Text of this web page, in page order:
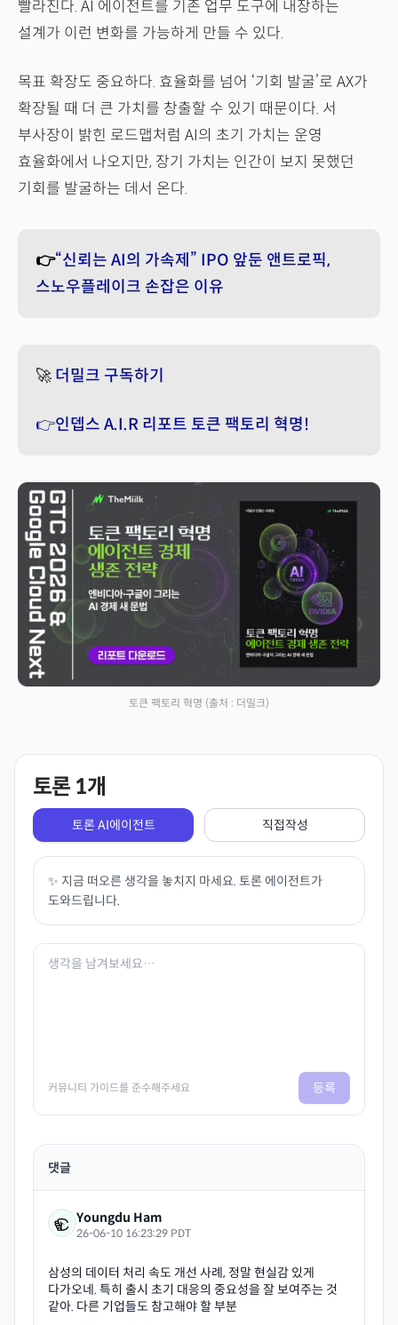
빨라진다. AI 에이전트를 기존 업무 도구에 내장하는
설계가 이런 변화를 가능하게 만들 수 있다.
목표 확장도 중요하다. 효율화를 넘어 ‘기회 발굴’로 AX가
확장될 때 더 큰 가치를 창출할 수 있기 때문이다. 서
부사장이 밝힌 로드맵처럼 AI의 초기 가치는 운영
효율화에서 나오지만, 장기 가치는 인간이 보지 못했던
기회를 발굴하는 데서 온다.
👉“신뢰는 AI의 가속제” IPO 앞둔 앤트로픽,
스노우플레이크 손잡은 이유
🚀 더밀크 구독하기
👉인뎁스 A.I.R 리포트 토큰 팩토리 혁명!
토큰 팩토리 혁명 (출처 : 더밀크)
토론 1개
토론 AI에이전트 직접작성
✨ 지금 떠오른 생각을 놓치지 마세요. 토론 에이전트가
도와드립니다.
커뮤니티 가이드를 준수해주세요 등록
댓글
Youngdu Ham
26-06-10 16:23:29 PDT
삼성의 데이터 처리 속도 개선 사례, 정말 현실감 있게
다가오네. 특히 출시 초기 대응의 중요성을 잘 보여주는 것